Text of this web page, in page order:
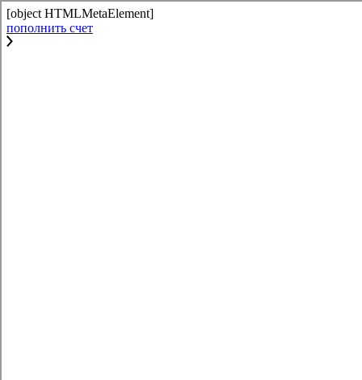
[object HTMLMetaElement]
пополнить счет